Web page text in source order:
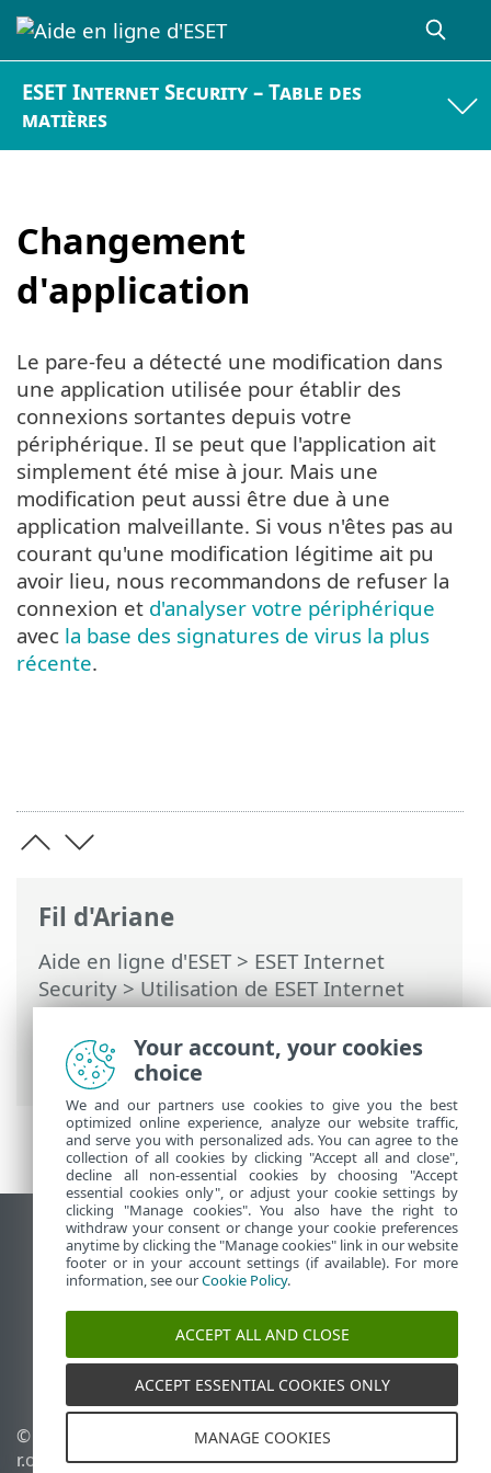
ESET Internet Security – Table des
matières
Changement
d'application
Fil d'Ariane
Aide en ligne d'ESET> ESET Internet
Security>Utilisation de ESET Internet
Security>Configuration>Protection du
réseau> Boîtes de dialogue - Protection
du réseau > Changement d'application
Le pare-feu a détecté une modification dans
une application utilisée pour établir des
connexions sortantes depuis votre
périphérique. Il se peut que l'application ait
simplement été mise à jour. Mais une
modification peut aussi être due à une
application malveillante. Si vous n'êtes pas au
courant qu'une modification légitime ait pu
avoir lieu, nous recommandons de refuser la
connexion et d'analyser votre périphérique
avec la base des signatures de virus la plus
récente.
Afficher le site pour ordinateur de bureau
End of Life
Base de connaissances ESET
Forum ESET
ESET Status Portal
Assistance régionale
© 1992 - 2026 ESET, spol. s
r.o. - Tous droits réservés.
Gérer les témoins
Politique relative aux
Your account, your cookies
choice
We and our partners use cookies to give you the best
optimized online experience, analyze our website traffic,
and serve you with personalized ads. You can agree to the
collection of all cookies by clicking "Accept all and close",
decline all non-essential cookies by choosing "Accept
essential cookies only", or adjust your cookie settings by
clicking "Manage cookies". You also have the right to
withdraw your consent or change your cookie preferences
anytime by clicking the "Manage cookies" link in our website
footer or in your account settings (if available). For more
information, see ourCookie Policy.
ACCEPT ALL AND CLOSE
ACCEPT ESSENTIAL COOKIES ONLY
MANAGE COOKIES